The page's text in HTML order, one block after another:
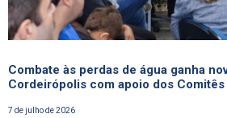
Combate às perdas de água ganha
Cordeirópolis com apoio dos Comitês
7 de julho de 2026